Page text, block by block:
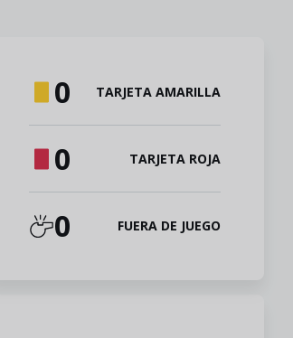
0 TARJETA AMARILLA
0 TARJETA ROJA
0 FUERA DE JUEGO